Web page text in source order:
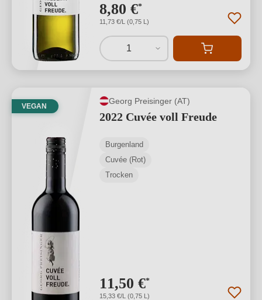
8,80 €*
11,73 €/L (0,75 L)
1
VEGAN
Georg Preisinger (AT)
2022 Cuvée voll Freude
Burgenland
Cuvée (Rot)
Trocken
11,50 €*
15,33 €/L (0,75 L)